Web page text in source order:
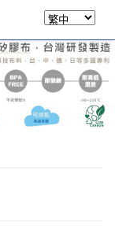
永續發展 關於我